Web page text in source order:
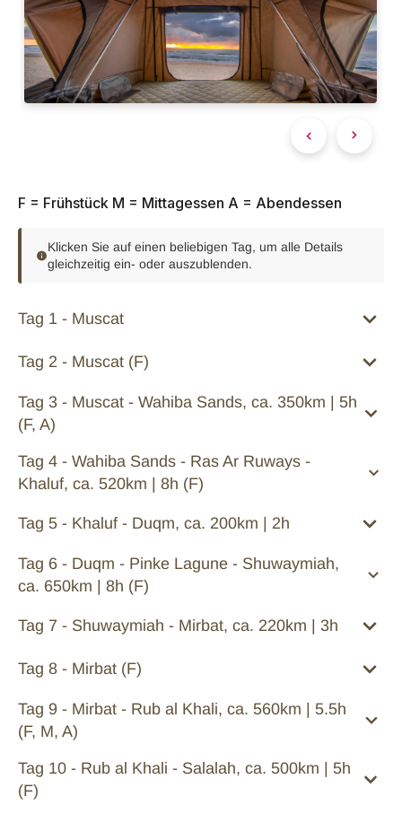
F = Frühstück M = Mittagessen A = Abendessen
Klicken Sie auf einen beliebigen Tag, um alle Details
gleichzeitig ein- oder auszublenden.
Tag 1 - Muscat
Tag 2 - Muscat (F)
Tag 3 - Muscat - Wahiba Sands, ca. 350km | 5h
(F, A)
Tag 4 - Wahiba Sands - Ras Ar Ruways -
Khaluf, ca. 520km | 8h (F)
Tag 5 - Khaluf - Duqm, ca. 200km | 2h
Tag 6 - Duqm - Pinke Lagune - Shuwaymiah,
ca. 650km | 8h (F)
Tag 7 - Shuwaymiah - Mirbat, ca. 220km | 3h
Tag 8 - Mirbat (F)
Tag 9 - Mirbat - Rub al Khali, ca. 560km | 5.5h
(F, M, A)
Tag 10 - Rub al Khali - Salalah, ca. 500km | 5h
(F)